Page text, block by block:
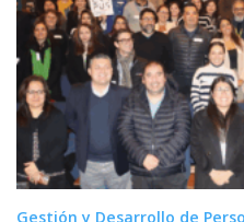
Gestión y Desarrollo de